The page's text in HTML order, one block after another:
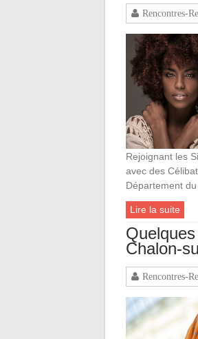
Rencontres-
Rejoignant les
avec des
Département
Lire la suite
Chalon-
Rencontres-